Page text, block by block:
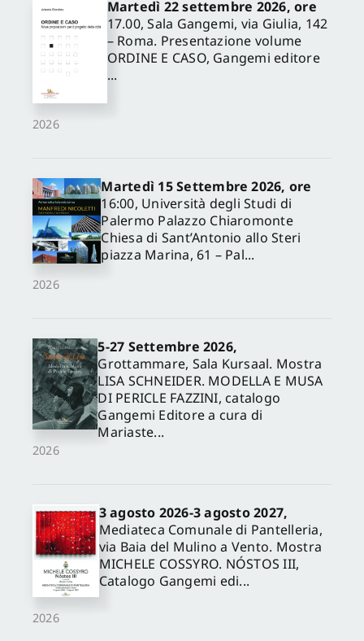
2026
Martedì 22 settembre 2026, ore
17.00, Sala Gangemi, via Giulia, 142
– Roma. Presentazione volume
ORDINE E CASO, Gangemi editore
...
2026
Martedì 15 Settembre 2026, ore
16:00, Università degli Studi di
Palermo Palazzo Chiaromonte
Chiesa di Sant’Antonio allo Steri
piazza Marina, 61 – Pal...
2026
5-27 Settembre 2026,
Grottammare, Sala Kursaal. Mostra
LISA SCHNEIDER. MODELLA E MUSA
DI PERICLE FAZZINI, catalogo
Gangemi Editore a cura di
Mariaste...
2026
3 agosto 2026-3 agosto 2027,
Mediateca Comunale di Pantelleria,
via Baia del Mulino a Vento. Mostra
MICHELE COSSYRO. NÓSTOS III,
Catalogo Gangemi edi...